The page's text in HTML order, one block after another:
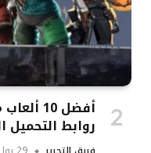
أفضل
روابط التحميل